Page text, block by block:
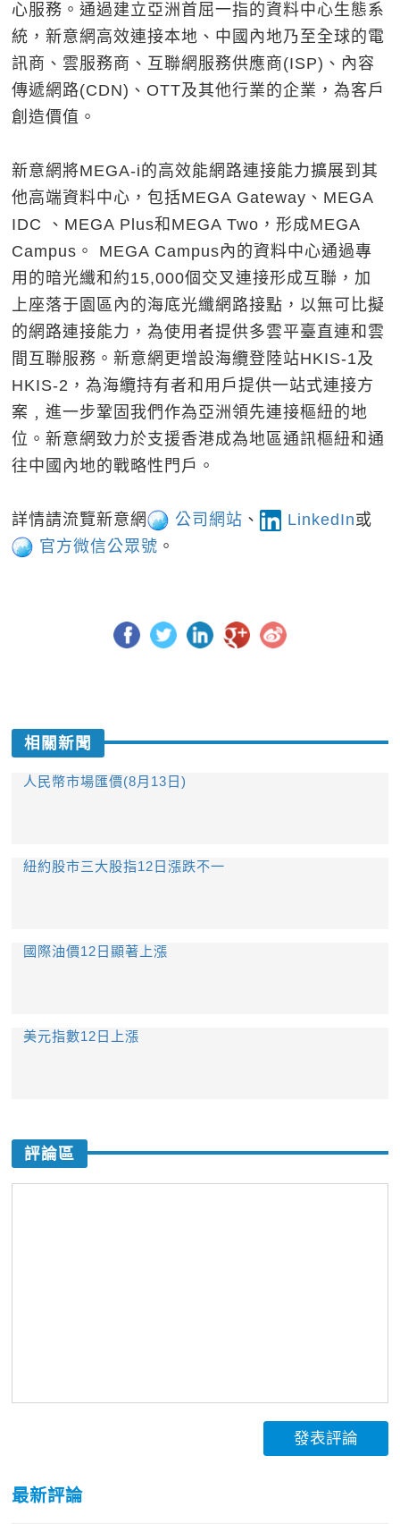
心服務。通過建立亞洲首屈一指的資料中心生態系
統，新意網高效連接本地、中國內地乃至全球的電
訊商、雲服務商、互聯網服務供應商(ISP)、內容
傳遞網路(CDN)、OTT及其他行業的企業，為客戶
創造價值。
新意網將MEGA-i的高效能網路連接能力擴展到其
他高端資料中心，包括MEGA Gateway、MEGA
IDC 、MEGA Plus和MEGA Two，形成MEGA
Campus。 MEGA Campus內的資料中心通過專
用的暗光纖和約15,000個交叉連接形成互聯，加
上座落于園區內的海底光纖網路接點，以無可比擬
的網路連接能力，為使用者提供多雲平臺直連和雲
間互聯服務。新意網更增設海纜登陸站HKIS-1及
HKIS-2，為海纜持有者和用戶提供一站式連接方
案﹐進一步鞏固我們作為亞洲領先連接樞紐的地
位。新意網致力於支援香港成為地區通訊樞紐和通
往中國內地的戰略性門戶。
詳情請流覽新意網 公司網站 、 LinkedIn或
官方微信公眾號 。
相關新聞
人民幣市場匯價(8月13日)
紐約股市三大股指12日漲跌不一
國際油價12日顯著上漲
美元指數12日上漲
評論區
發表評論
最新評論